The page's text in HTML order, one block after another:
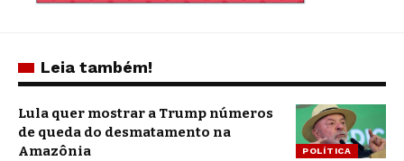
Leia também!
POLÍTICA
Lula quer mostrar a Trump números
de queda do desmatamento na
Amazônia